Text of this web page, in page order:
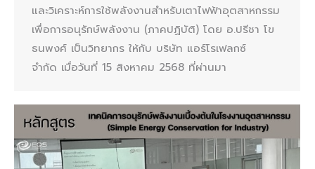
และวิเคราะห์การใช้พลังงานสำหรับเตาไฟฟ้าอุตสาหกรรม
เพื่อการอนุรักษ์พลังงาน (ภาคปฏิบัติ) โดย อ.ปรีชา โข
ธนพงศ์ เป็นวิทยากร ให้กับ บริษัท แอร์โรเฟลกซ์
จำกัด เมื่อวันที่ 15 สิงหาคม 2568 ที่ผ่านมา